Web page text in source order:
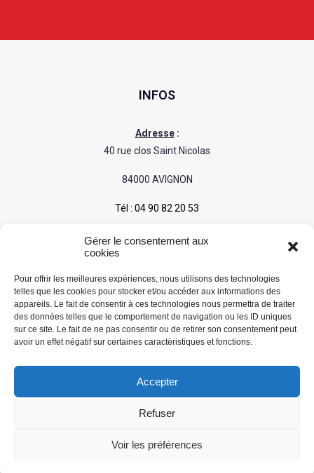
Gérer le consentement aux
cookies
Pour offrir les meilleures expériences, nous utilisons des technologies
telles que les cookies pour stocker et/ou accéder aux informations des
appareils. Le fait de consentir à ces technologies nous permettra de traiter
des données telles que le comportement de navigation ou les ID uniques
sur ce site. Le fait de ne pas consentir ou de retirer son consentement peut
avoir un effet négatif sur certaines caractéristiques et fonctions.
Accepter
Refuser
Voir les préférences
INFOS
Adresse :
40 rue clos Saint Nicolas
84000 AVIGNON
Tél : 04 90 82 20 53
Mentions légales
Pour toute question:secretariat [at] simon84.fr
Hervé / Gérant :herve [at] simon84.fr
SUIVEZ NOUS
Icone Internet/Création de site internet